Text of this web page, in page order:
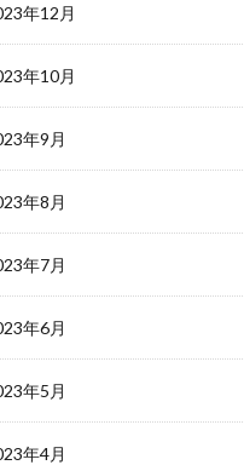
年12月
年10月
年9月
年8月
年7月
年6月
年5月
年4月